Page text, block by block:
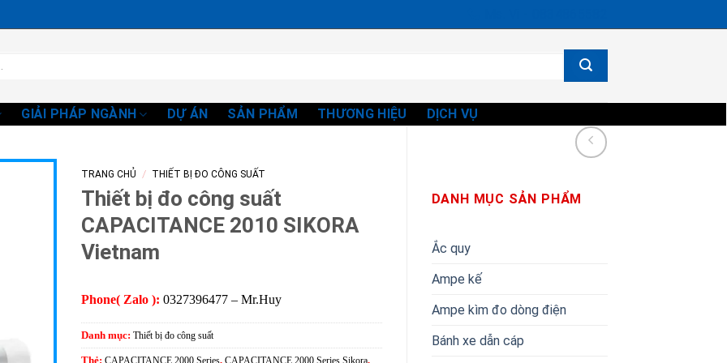
GIẢI PHÁP NGÀNH DỰ ÁN SẢN PHẨM THƯƠNG HIỆU DỊCH VỤ
DANH MỤC SẢN PHẨM
Ắc quy
Ampe kế
Ampe kìm đo dòng điện
Bánh xe dẫn cáp
TRANG CHỦ / THIẾT BỊ ĐO CÔNG SUẤT
Thiết bị đo công suất
CAPACITANCE 2010 SIKORA
Vietnam
Phone( Zalo ): 0327396477 – Mr.Huy
Danh mục: Thiết bị đo công suất
Thẻ: CAPACITANCE 2000 Series, CAPACITANCE 2000 Series Sikora,